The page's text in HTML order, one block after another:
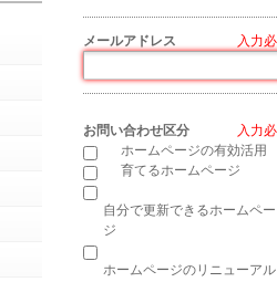
メールアドレス
お問い合わせ区分
ホームページの有効活用
育てるホームページ
自分で更新できるホームペー
ジ
ホームページのリニューアル